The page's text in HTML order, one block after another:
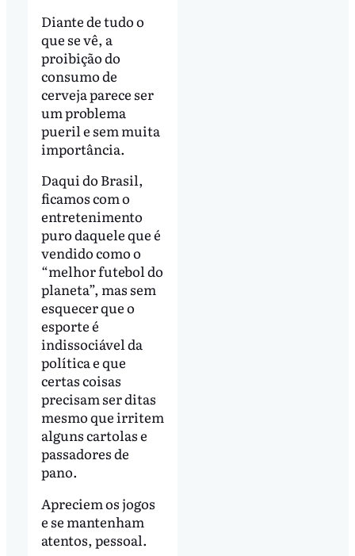
Diante de tudo o
que se vê, a
proibição do
consumo de
cerveja parece ser
um problema
pueril e sem muita
importância.
Daqui do Brasil,
ficamos com o
entretenimento
puro daquele que é
vendido como o
“melhor futebol do
planeta”, mas sem
esquecer que o
esporte é
indissociável da
política e que
certas coisas
precisam ser ditas
mesmo que irritem
alguns cartolas e
passadores de
pano.
Apreciem os jogos
e se mantenham
atentos, pessoal.